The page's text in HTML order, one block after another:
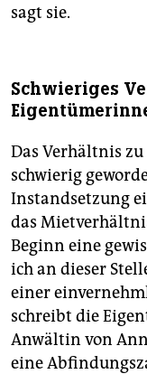
sagt sie.
Schwieriges
Das Verhältnis
schwierig
Instandsetzung
das
Beginn eine
ich an dieser
einer
schreibt die
Anwältin von
eine